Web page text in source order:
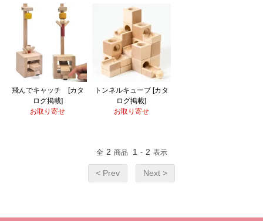
飛んでキャッチ [カタ
ログ掲載]
お取り寄せ
トンネルキューブ [カタ
ログ掲載]
お取り寄せ
全 2 商品 1 - 2 表示
< Prev Next >